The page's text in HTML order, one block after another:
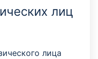
лиц
лица